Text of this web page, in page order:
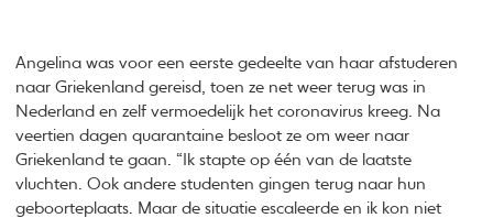
Angelina was voor een eerste gedeelte van haar afstuderen
naar Griekenland gereisd, toen ze net weer terug was in
Nederland en zelf vermoedelijk het coronavirus kreeg. Na
veertien dagen quarantaine besloot ze om weer naar
Griekenland te gaan. “Ik stapte op één van de laatste
vluchten. Ook andere studenten gingen terug naar hun
geboorteplaats. Maar de situatie escaleerde en ik kon niet